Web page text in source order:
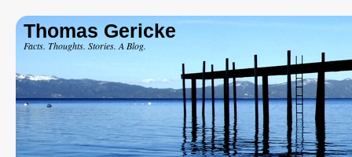
Thomas Gericke
Facts. Thoughts. Stories. A Blog.